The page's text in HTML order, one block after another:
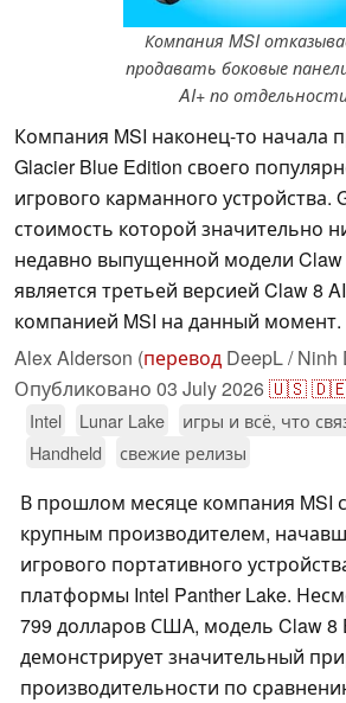
Компания MSI
продавать боковые
AI+ по
Компания MSI наконец-то начала
Glacier Blue Edition своего
игрового карманного устройства.
стоимость которой значительно
недавно выпущенной модели Claw
является третьей версией Claw 8
компанией MSI на данный момент.
Alex Alderson (перевод DeepL / Ninh
Опубликовано 03 July 2026🇺🇸
Intel Lunar Lake
игры и всё, что
Handheld
свежие релизы
В прошлом месяце компания MSI
крупным производителем,
игрового портативного
платформы Intel Panther Lake.
799 долларов США, модель Claw 8
демонстрирует значительный
производительности по